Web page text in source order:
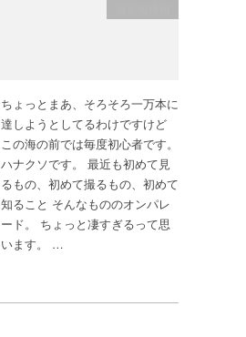
ちょっとまあ、そろそろ一万本に
達しようとしてるわけですけど
この海の前では毎度初心者です。
ハナクソです。 最近も初めて見
るもの、初めて撮るもの、初めて
知ること そんなもののオンパレ
ード。 ちょっと凄すぎるって思
います。 …